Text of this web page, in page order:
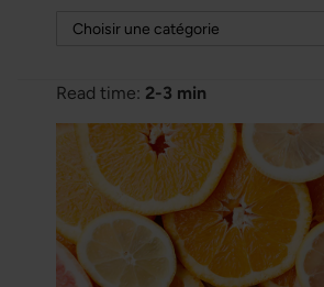
Read time: 2-3 min